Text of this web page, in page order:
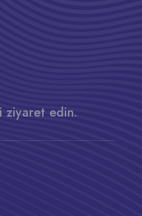
ziyaret edin.